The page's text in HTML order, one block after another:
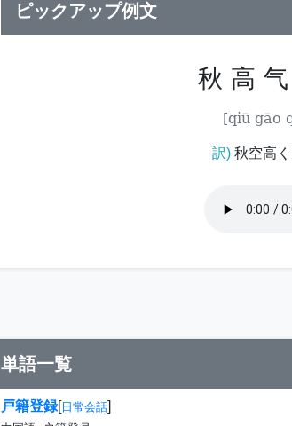
ピックアップ例文
秋 高
[qiū gāo
訳)秋空高く
単語一覧
戸籍登録[ 日常会話]